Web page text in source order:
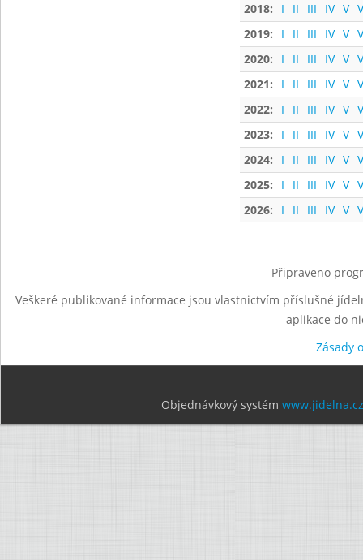
2018:
I II III IV V
2019:
I II III IV V
2020:
I II III IV V
2021:
I II III IV V
2022:
I II III IV V
2023:
I II III IV V
2024:
I II III IV V
2025:
I II III IV V
2026:
I II III IV V
Připraveno
Veškeré publikované informace jsou vlastnictvím příslušné
aplikace do
Zásady
Objednávkový systém www.jidelna.cz